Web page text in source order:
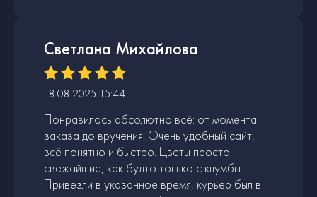
Светлана Михайлова
18.08.2025 15:44
Понравилось абсолютно всё: от момента
заказа до вручения. Очень удобный сайт,
всё понятно и быстро. Цветы просто
свежайшие, как будто только с клумбы.
Привезли в указанное время, курьер был в